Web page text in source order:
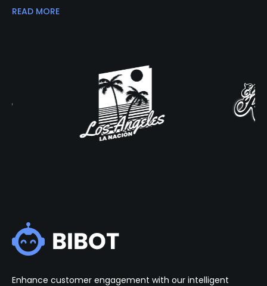
READ MORE
Enhance customer engagement with our intelligent